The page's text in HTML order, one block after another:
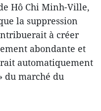
Hô Chi Minh-Ville,
la suppression
à créer
abondante et
automatiquement
du marché du